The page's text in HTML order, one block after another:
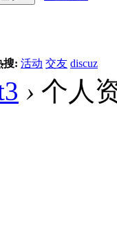
搜: 活动 交友 discuz
› 个人